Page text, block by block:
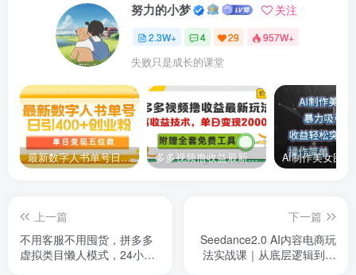
努力的小梦 关注
2.3W+ 4 29 957W+
失败只是成长的课堂
最新数字人书单号日400+创业粉，单日变现五位数，市面卖5980附软件和详… 多多视频撸收益最新玩法，高收益技术，单日变现2000+，附赠全套技术资料
上一篇
不用客服不用囤货，拼多多
虚拟类目懒人模式，24小时
下一篇
Seedance2.0 AI内容电商玩
法实战课｜从底层逻辑到爆